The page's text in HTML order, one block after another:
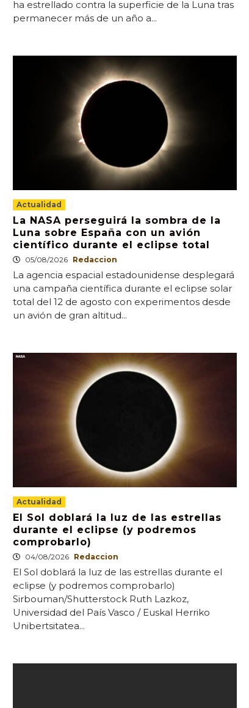
ha estrellado contra la superficie de la Luna tras
permanecer más de un año a...
Actualidad
La NASA perseguirá la sombra de la
Luna sobre España con un avión
científico durante el eclipse total
05/08/2026 Redaccion
La agencia espacial estadounidense desplegará
una campaña científica durante el eclipse solar
total del 12 de agosto con experimentos desde
un avión de gran altitud...
Actualidad
El Sol doblará la luz de las estrellas
durante el eclipse (y podremos
comprobarlo)
04/08/2026 Redaccion
El Sol doblará la luz de las estrellas durante el
eclipse (y podremos comprobarlo)
Sirbouman/Shutterstock Ruth Lazkoz,
Universidad del País Vasco / Euskal Herriko
Unibertsitatea...